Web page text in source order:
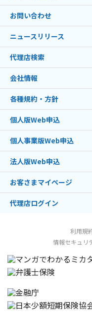
お問い合わせ
ニュースリリース
代理店検索
会社情報
各種規約・方針
個人版Web申込
個人事業版Web申込
法人版Web申込
お客さまマイページ
代理店ログイン
利用規
情報セキュリ